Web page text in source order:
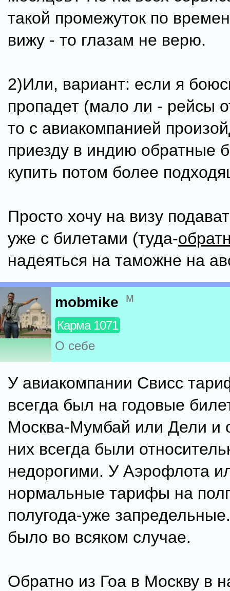
такой промежуток по
вижу - то глазам не верю.
2)Или, вариант: если я
пропадет (мало ли - рейсы
то с авиакомпанией
приезду в индию обратные
купить потом более
Просто хочу на визу
уже с билетами (туда-
надеяться на таможне на
mobmike м
Карма 1071
О себе
У авиакомпании Свисс
всегда был на годовые
Москва-Мумбай или Дели и
них всегда были
недорогими. У Аэрофлота
нормальные тарифы на
полугода-уже
было во всяком случае.
Обратно из Гоа в Москву в